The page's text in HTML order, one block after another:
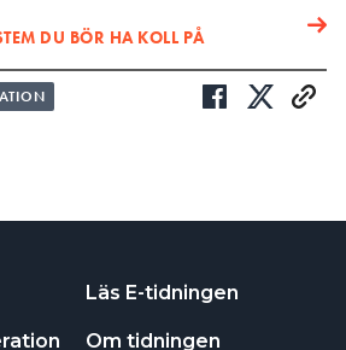
DU BÖR HA KOLL PÅ
Läs E-tidningen
Om tidningen